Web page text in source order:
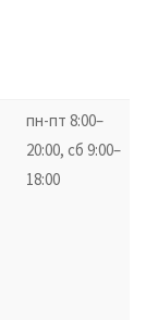
пн-пт 8:00–
20:00, сб 9:00–
18:00